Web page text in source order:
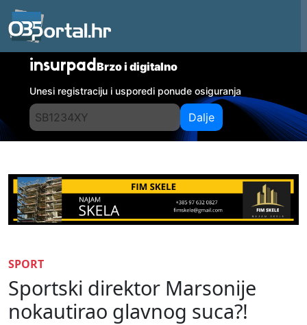
insurpadBrzo i digitalno
Unesi registraciju i usporedi ponude osiguranja
Dalje
SPORT
Sportski direktor Marsonije
nokautirao glavnog suca?!